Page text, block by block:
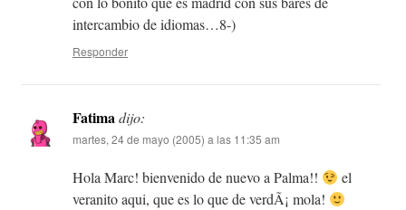
intercambio de idiomas…8-)
Responder
Fatimadijo:
martes, 24 de mayo (2005) a las 11:35 am
Hola Marc! bienvenido de nuevo a Palma!!
el
veranito aqui, que es lo que de verdÃ¡ mola!